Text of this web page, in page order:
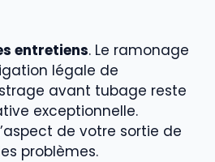
entretiens. Le ramonage
légale de
avant tubage reste
exceptionnelle.
de votre sortie de
problèmes.